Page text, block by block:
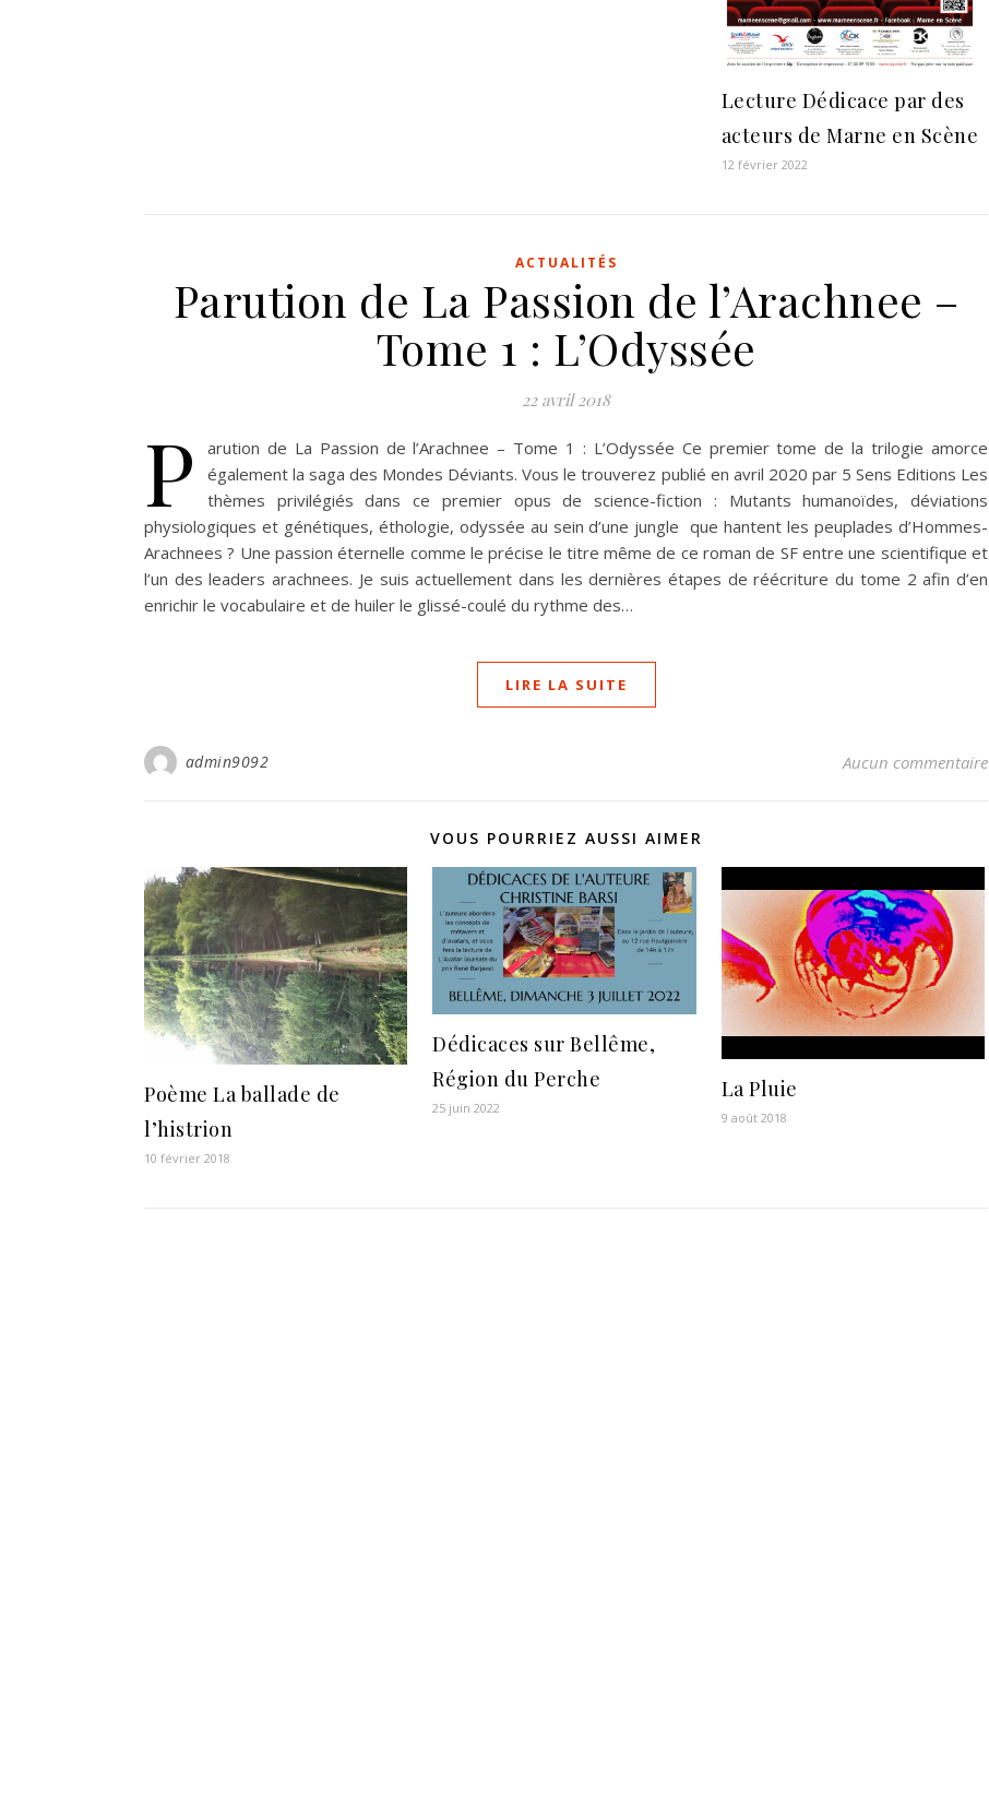
Lecture Dédicace par des
acteurs de Marne en Scène
12 février 2022
ACTUALITÉS
Parution de La Passion de l’Arachnee –
Tome 1 : L’Odyssée
22 avril 2018
P
arution de La Passion de l’Arachnee – Tome 1 : L’Odyssée Ce premier tome de la trilogie amorce
également la saga des Mondes Déviants. Vous le trouverez publié en avril 2020 par 5 Sens Editions Les
thèmes privilégiés dans ce premier opus de science-fiction : Mutants humanoïdes, déviations
physiologiques et génétiques, éthologie, odyssée au sein d’une jungle que hantent les peuplades d’Hommes-
Arachnees ? Une passion éternelle comme le précise le titre même de ce roman de SF entre une scientifique et
l’un des leaders arachnees. Je suis actuellement dans les dernières étapes de réécriture du tome 2 afin d’en
enrichir le vocabulaire et de huiler le glissé-coulé du rythme des…
LIRE LA SUITE
admin9092 Aucun commentaire
VOUS POURRIEZ AUSSI AIMER
Poème La ballade de
l’histrion
10 février 2018
Dédicaces sur Bellême,
Région du Perche
25 juin 2022
La Pluie
9 août 2018